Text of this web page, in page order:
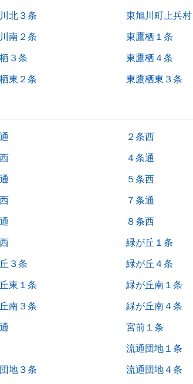
北３条 東旭川町上兵村
南２条 東鷹栖１条
３条 東鷹栖４条
東２条 東鷹栖東３条
２条西
４条通
５条西
７条通
８条西
緑が丘１条
３条 緑が丘４条
東１条 緑が丘南１条
南３条 緑が丘南４条
宮前１条
流通団地１条
地３条 流通団地４条